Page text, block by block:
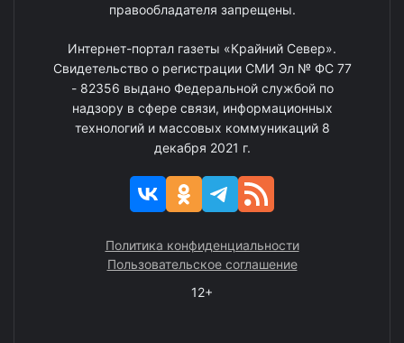
правообладателя запрещены.
Интернет-портал газеты «Крайний Север».
Свидетельство о регистрации СМИ Эл № ФС 77
- 82356 выдано Федеральной службой по
надзору в сфере связи, информационных
технологий и массовых коммуникаций 8
декабря 2021 г.
Политика конфиденциальности
Пользовательское соглашение
12+